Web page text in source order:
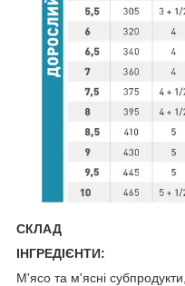
СКЛАД
ІНГРЕДІЄНТИ:
М'ясо та м'ясні